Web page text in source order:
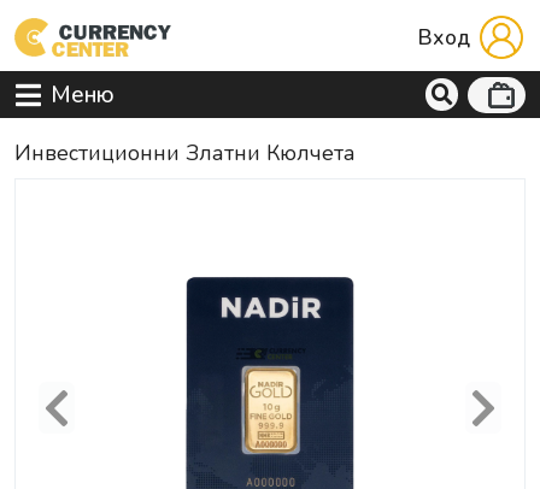
Вход
Меню
Инвестиционни Златни Кюлчета
Previous Next